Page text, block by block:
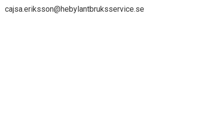
cajsa.eriksson@hebylantbruksservice.se